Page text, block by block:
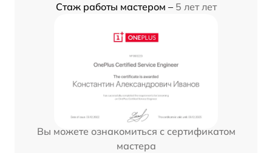
Стаж работы мастером – 5 лет лет
Вы можете ознакомиться с сертификатом
мастера